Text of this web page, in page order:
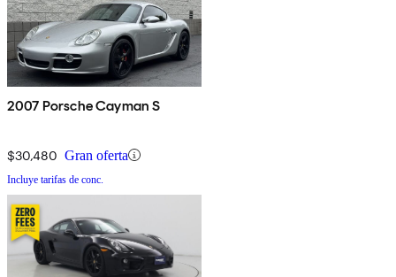
2007 Porsche Cayman S
$30,480 Gran oferta
Incluye tarifas de conc.